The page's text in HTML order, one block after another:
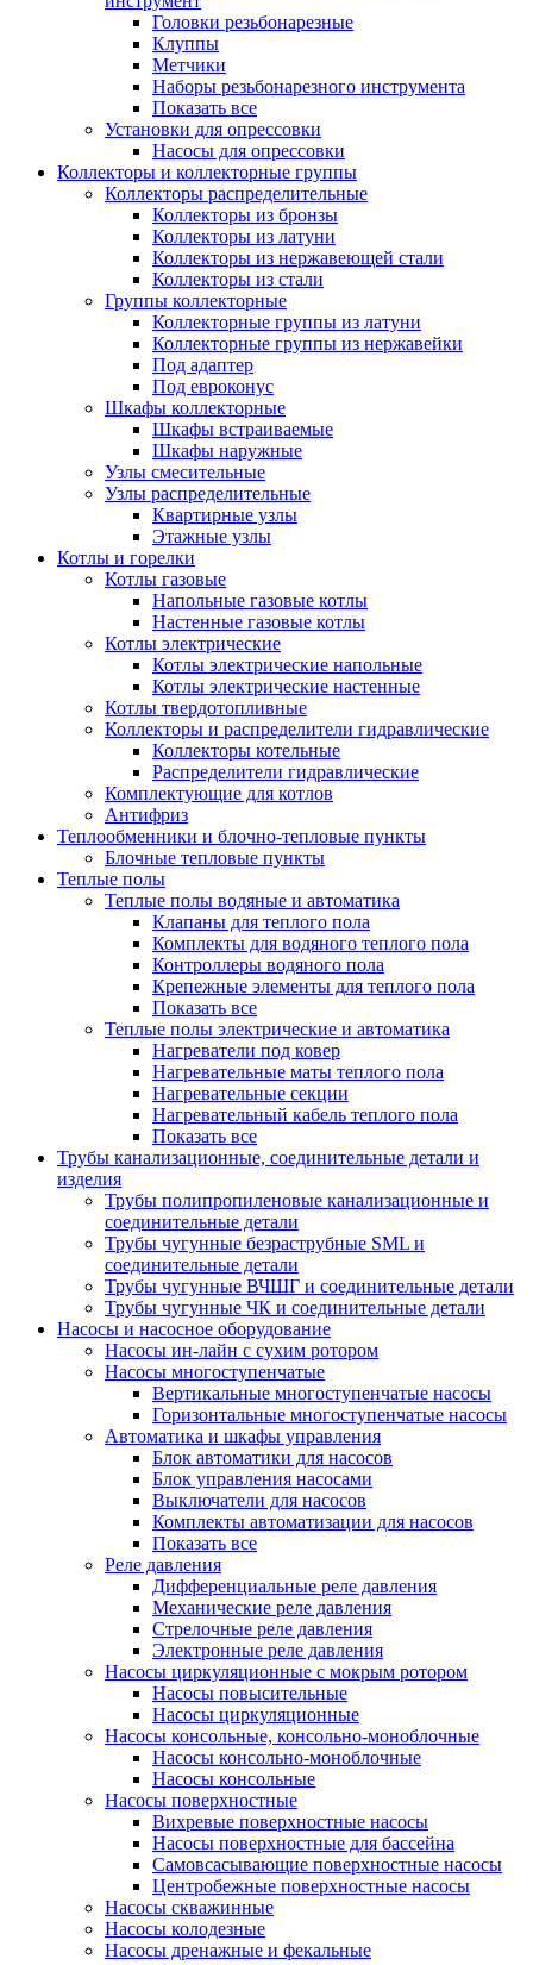
Головки резьбонарезные
Клуппы
Метчики
Наборы резьбонарезного инструмента
Показать все
Установки для опрессовки
Насосы для опрессовки
Коллекторы и коллекторные группы
Коллекторы распределительные
Коллекторы из бронзы
Коллекторы из латуни
Коллекторы из нержавеющей стали
Коллекторы из стали
Группы коллекторные
Коллекторные группы из латуни
Коллекторные группы из нержавейки
Под адаптер
Под евроконус
Шкафы коллекторные
Шкафы встраиваемые
Шкафы наружные
Узлы смесительные
Узлы распределительные
Квартирные узлы
Этажные узлы
Котлы и горелки
Котлы газовые
Напольные газовые котлы
Настенные газовые котлы
Котлы электрические
Котлы электрические напольные
Котлы электрические настенные
Котлы твердотопливные
Коллекторы и распределители гидравлические
Коллекторы котельные
Распределители гидравлические
Комплектующие для котлов
Антифриз
Теплообменники и блочно-тепловые пункты
Блочные тепловые пункты
Теплые полы
Теплые полы водяные и автоматика
Клапаны для теплого пола
Комплекты для водяного теплого пола
Контроллеры водяного пола
Крепежные элементы для теплого пола
Показать все
Теплые полы электрические и автоматика
Нагреватели под ковер
Нагревательные маты теплого пола
Нагревательные секции
Нагревательный кабель теплого пола
Показать все
Трубы канализационные, соединительные детали и
изделия
Трубы полипропиленовые канализационные и
соединительные детали
Трубы чугунные безраструбные SML и
соединительные детали
Трубы чугунные ВЧШГ и соединительные детали
Трубы чугунные ЧК и соединительные детали
Насосы и насосное оборудование
Насосы ин-лайн с сухим ротором
Насосы многоступенчатые
Вертикальные многоступенчатые насосы
Горизонтальные многоступенчатые насосы
Автоматика и шкафы управления
Блок автоматики для насосов
Блок управления насосами
Выключатели для насосов
Комплекты автоматизации для насосов
Показать все
Реле давления
Дифференциальные реле давления
Механические реле давления
Стрелочные реле давления
Электронные реле давления
Насосы циркуляционные с мокрым ротором
Насосы повысительные
Насосы циркуляционные
Насосы консольные, консольно-моноблочные
Насосы консольно-моноблочные
Насосы консольные
Насосы поверхностные
Вихревые поверхностные насосы
Насосы поверхностные для бассейна
Самовсасывающие поверхностные насосы
Центробежные поверхностные насосы
Насосы скважинные
Насосы колодезные
Насосы дренажные и фекальные